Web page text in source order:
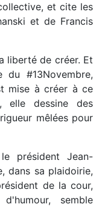
et cite les
et de Francis
liberté de créer. Et
du #13Novembre,
mise à créer à ce
elle dessine des
mêlées pour
président Jean-
dans sa plaidoirie,
de la cour,
semble